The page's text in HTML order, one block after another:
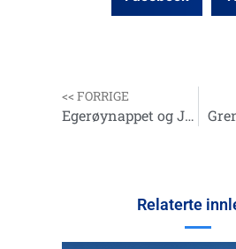
<< FORRIGE
Egerøynappet og Jærfestivalen 2013
Relaterte